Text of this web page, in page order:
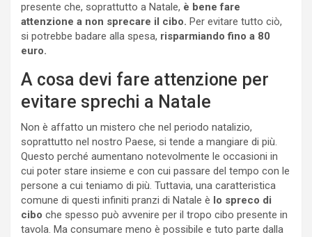
presente che, soprattutto a Natale, è bene fare
attenzione a non sprecare il cibo. Per evitare tutto ciò,
si potrebbe badare alla spesa, risparmiando fino a 80
euro.
A cosa devi fare attenzione per
evitare sprechi a Natale
Non è affatto un mistero che nel periodo natalizio,
soprattutto nel nostro Paese, si tende a mangiare di più.
Questo perché aumentano notevolmente le occasioni in
cui poter stare insieme e con cui passare del tempo con le
persone a cui teniamo di più. Tuttavia, una caratteristica
comune di questi infiniti pranzi di Natale è lo spreco di
cibo che spesso può avvenire per il tropo cibo presente in
tavola. Ma consumare meno è possibile e tuto parte dalla